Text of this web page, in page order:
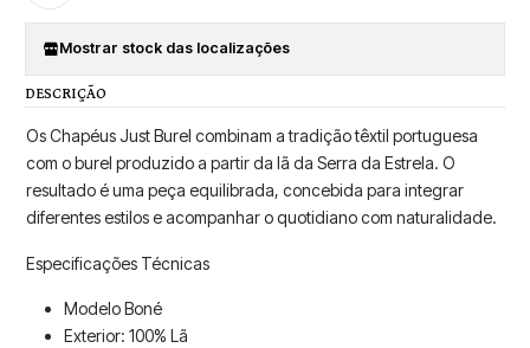
Mostrar stock das localizações
DESCRIÇÃO
Os Chapéus Just Burel combinam a tradição têxtil portuguesa
com o burel produzido a partir da lã da Serra da Estrela. O
resultado é uma peça equilibrada, concebida para integrar
diferentes estilos e acompanhar o quotidiano com naturalidade.
Especificações Técnicas
Modelo Boné
Exterior: 100% Lã